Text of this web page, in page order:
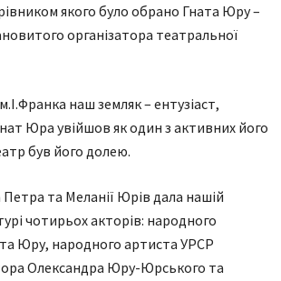
якого було обрано Гната Юру –
організатора театральної
наш земляк – ентузіаст,
Юра увійшов як один з активних його
був його долею.
та Меланії Юрів дала нашій
чотирьох акторів: народного
Юру, народного артиста УРСР
Олександра Юру-Юрського та